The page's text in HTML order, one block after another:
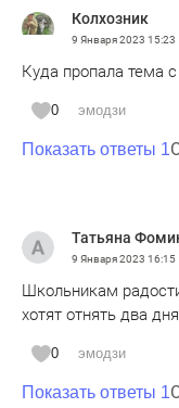
Колхозник
9 Января 2023 15:23
Куда пропала тема
0 эмодзи
Показать ответы 1
Татьяна
9 Января 2023 16:15
Школьникам
хотят отнять два
0 эмодзи
Показать ответы 1